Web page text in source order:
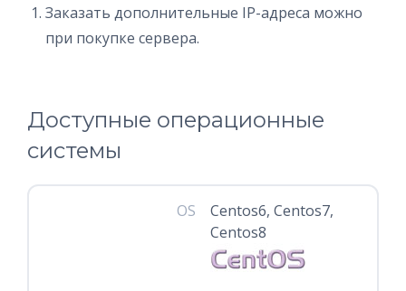
Заказать дополнительные IP-адреса можно
при покупке сервера.
Доступные операционные
системы
OS
Centos6, Centos7,
Centos8